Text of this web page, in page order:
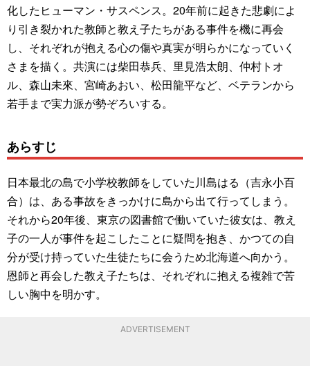
化したヒューマン・サスペンス。20年前に起きた悲劇によ
り引き裂かれた教師と教え子たちがある事件を機に再会
し、それぞれが抱える心の傷や真実が明らかになっていく
さまを描く。共演には柴田恭兵、里見浩太朗、仲村トオ
ル、森山未來、宮崎あおい、松田龍平など、ベテランから
若手まで実力派が勢ぞろいする。
あらすじ
日本最北の島で小学校教師をしていた川島はる（吉永小百
合）は、ある事故をきっかけに島から出て行ってしまう。
それから20年後、東京の図書館で働いていた彼女は、教え
子の一人が事件を起こしたことに疑問を抱き、かつての自
分が受け持っていた生徒たちに会うため北海道へ向かう。
恩師と再会した教え子たちは、それぞれに抱える複雑で苦
しい胸中を明かす。
ADVERTISEMENT